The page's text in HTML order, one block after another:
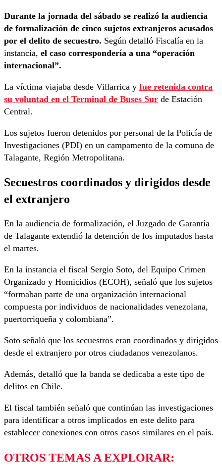
Durante la jornada del sábado se realizó la audiencia
de formalización de cinco sujetos extranjeros acusados
por el delito de secuestro. Según detalló Fiscalía en la
instancia, el caso correspondería a una “operación
internacional”.
La víctima viajaba desde Villarrica y fue retenida contra
su voluntad en el Terminal de Buses Sur de Estación
Central.
Los sujetos fueron detenidos por personal de la Policía de
Investigaciones (PDI) en un campamento de la comuna de
Talagante, Región Metropolitana.
Secuestros coordinados y dirigidos desde
el extranjero
En la audiencia de formalización, el Juzgado de Garantía
de Talagante extendió la detención de los imputados hasta
el martes.
En la instancia el fiscal Sergio Soto, del Equipo Crimen
Organizado y Homicidios (ECOH), señaló que los sujetos
“formaban parte de una organización internacional
compuesta por individuos de nacionalidades venezolana,
puertorriqueña y colombiana”.
Soto señaló que los secuestros eran coordinados y dirigidos
desde el extranjero por otros ciudadanos venezolanos.
Además, detalló que la banda se dedicaba a este tipo de
delitos en Chile.
El fiscal también señaló que continúan las investigaciones
para identificar a otros implicados en este delito para
establecer conexiones con otros casos similares en el país.
OTROS TEMAS A EXPLORAR: